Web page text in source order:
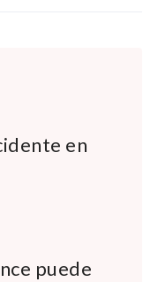
en
puede